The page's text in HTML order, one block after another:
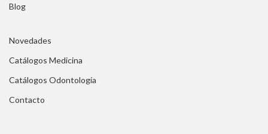
Blog
Novedades
Catálogos Medicina
Catálogos Odontología
Contacto